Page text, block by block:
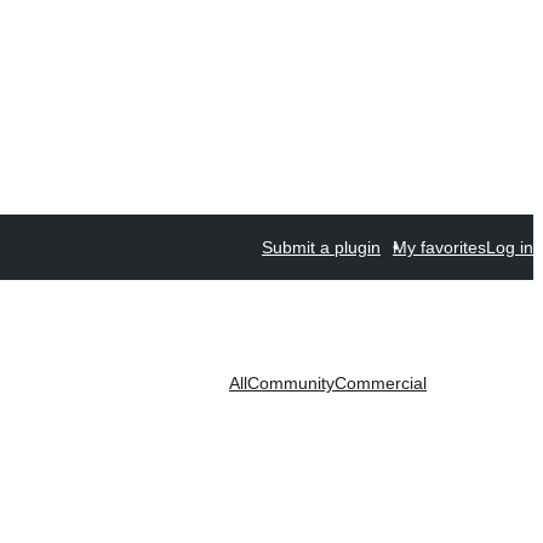
Submit a plugin My favoritesLog in
AllCommunityCommercial